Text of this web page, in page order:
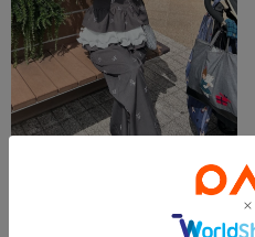
more>>